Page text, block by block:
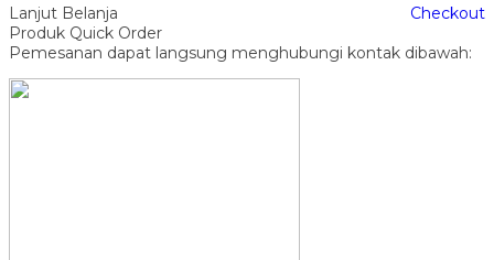
Lanjut Belanja
Checkout
Produk Quick Order
Pemesanan dapat langsung menghubungi kontak dibawah: